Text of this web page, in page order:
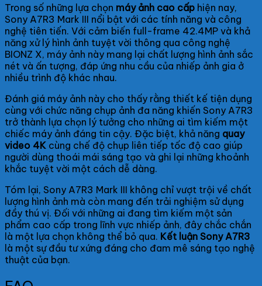
Trong số những lựa chọn máy ảnh cao cấp hiện nay,
Sony A7R3 Mark III nổi bật với các tính năng và công
nghệ tiên tiến. Với cảm biến full-frame 42.4MP và khả
năng xử lý hình ảnh tuyệt vời thông qua công nghệ
BIONZ X, máy ảnh này mang lại chất lượng hình ảnh sắc
nét và ấn tượng, đáp ứng nhu cầu của nhiếp ảnh gia ở
nhiều trình độ khác nhau.
Đánh giá máy ảnh này cho thấy rằng thiết kế tiện dụng
cùng với chức năng chụp ảnh đa năng khiến Sony A7R3
trở thành lựa chọn lý tưởng cho những ai tìm kiếm một
chiếc máy ảnh đáng tin cậy. Đặc biệt, khả năng quay
video 4K cùng chế độ chụp liên tiếp tốc độ cao giúp
người dùng thoái mái sáng tạo và ghi lại những khoảnh
khắc tuyệt vời một cách dễ dàng.
Tóm lại, Sony A7R3 Mark III không chỉ vượt trội về chất
lượng hình ảnh mà còn mang đến trải nghiệm sử dụng
đầy thú vị. Đối với những ai đang tìm kiếm một sản
phẩm cao cấp trong lĩnh vực nhiếp ảnh, đây chắc chắn
là một lựa chọn không thể bỏ qua. Kết luận Sony A7R3
là một sự đầu tư xứng đáng cho đam mê sáng tạo nghệ
thuật của bạn.